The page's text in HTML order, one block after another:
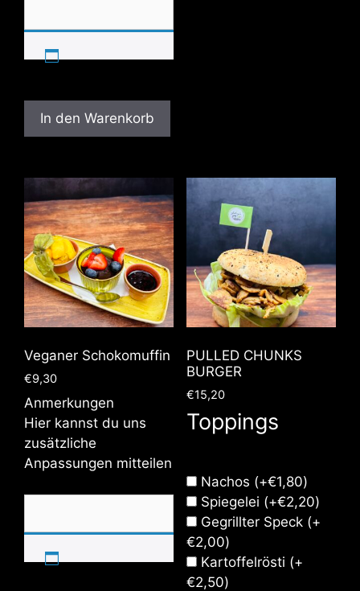
In den Warenkorb
Veganer Schokomuffin
€9,30
Anmerkungen
Hier kannst du uns
zusätzliche
Anpassungen mitteilen
PULLED CHUNKS
BURGER
€15,20
Toppings
Nachos (+€1,80)
Spiegelei (+€2,20)
Gegrillter Speck (+
€2,00)
Kartoffelrösti (+
€2,50)